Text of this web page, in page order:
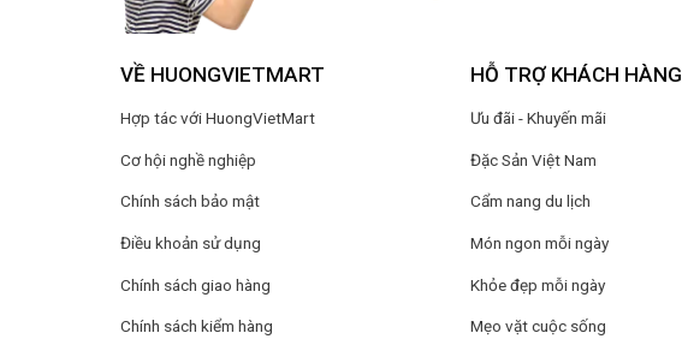
VỀ HUONGVIETMART
Hợp tác với HuongVietMart
Cơ hội nghề nghiệp
Chính sách bảo mật
Điều khoản sử dụng
Chính sách giao hàng
Chính sách kiểm hàng
HỖ TRỢ KHÁCH HÀNG
Ưu đãi - Khuyến mãi
Đặc Sản Việt Nam
Cẩm nang du lịch
Món ngon mỗi ngày
Khỏe đẹp mỗi ngày
Mẹo vặt cuộc sống